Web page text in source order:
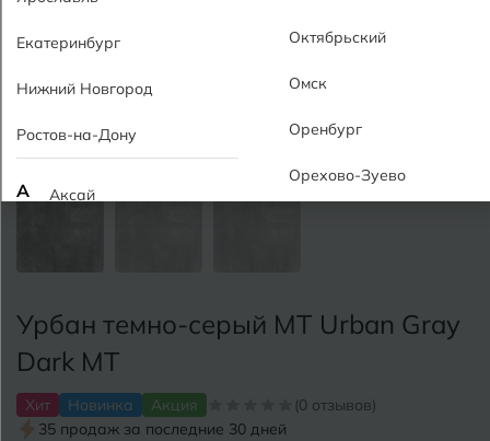
Урбан темно-серый MT Urban Gray
Dark МТ
Хит Новинка Акция
(0 отзывов)
35 продаж за последние 30 дней
Екатеринбург
Нижний Новгород
Ростов-на-Дону
А Аксай
Анапа
Октябрьский
Омск
Оренбург
Орехово-Зуево
Псков